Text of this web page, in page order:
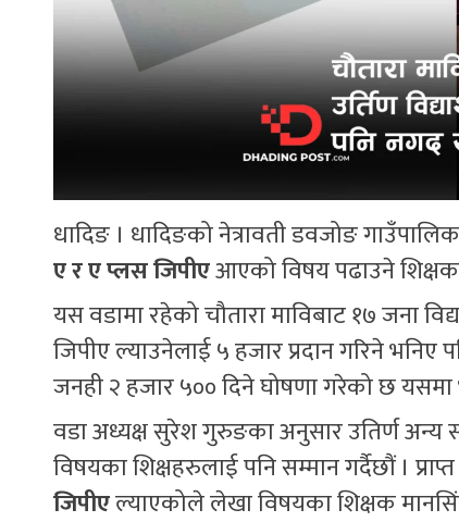
धादिङ । धादिङको नेत्रावती डवजोङ
ए र ए प्लस जिपीएआएको विषय पढाउने
यस वडामा रहेको चौतारा माविबाट १७ जना
जिपीए ल्याउनेलाई ५ हजार प्रदान गरिने भनिए
जनही २ हजार ५०० दिने घोषणा गरेको छ यसमा
वडा अध्यक्ष सुरेश गुरुङका अनुसार उतिर्ण अन्य
विषयका शिक्षहरुलाई पनि सम्मान गर्दैछौं ।
जिपीएल्याएकोले लेखा विषयका शिक्षक मानसिंह